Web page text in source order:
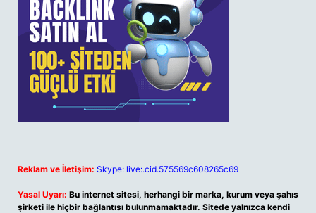
Reklam ve İletişim: Skype: live:.cid.575569c608265c69
Yasal Uyarı: Bu internet sitesi, herhangi bir marka, kurum veya şahıs
şirketi ile hiçbir bağlantısı bulunmamaktadır. Sitede yalnızca kendi